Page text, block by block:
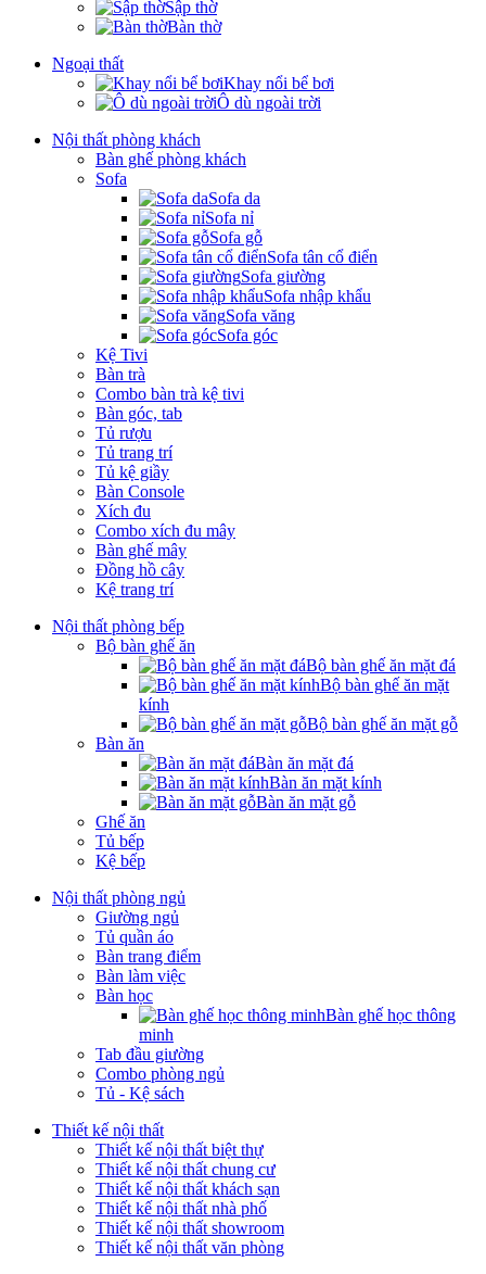
Sập thờ
Bàn thờ
Ngoại thất
Khay nổi bể bơi
Ô dù ngoài trời
Nội thất phòng khách
Bàn ghế phòng khách
Sofa
Sofa da
Sofa nỉ
Sofa gỗ
Sofa tân cổ điển
Sofa giường
Sofa nhập khẩu
Sofa văng
Sofa góc
Kệ Tivi
Bàn trà
Combo bàn trà kệ tivi
Bàn góc, tab
Tủ rượu
Tủ trang trí
Tủ kệ giầy
Bàn Console
Xích đu
Combo xích đu mây
Bàn ghế mây
Đồng hồ cây
Kệ trang trí
Nội thất phòng bếp
Bộ bàn ghế ăn
Bộ bàn ghế ăn mặt đá
Bộ bàn ghế ăn mặt
kính
Bộ bàn ghế ăn mặt gỗ
Bàn ăn
Bàn ăn mặt đá
Bàn ăn mặt kính
Bàn ăn mặt gỗ
Ghế ăn
Tủ bếp
Kệ bếp
Nội thất phòng ngủ
Giường ngủ
Tủ quần áo
Bàn trang điểm
Bàn làm việc
Bàn học
Bàn ghế học thông
minh
Tab đầu giường
Combo phòng ngủ
Tủ - Kệ sách
Thiết kế nội thất
Thiết kế nội thất biệt thự
Thiết kế nội thất chung cư
Thiết kế nội thất khách sạn
Thiết kế nội thất nhà phố
Thiết kế nội thất showroom
Thiết kế nội thất văn phòng